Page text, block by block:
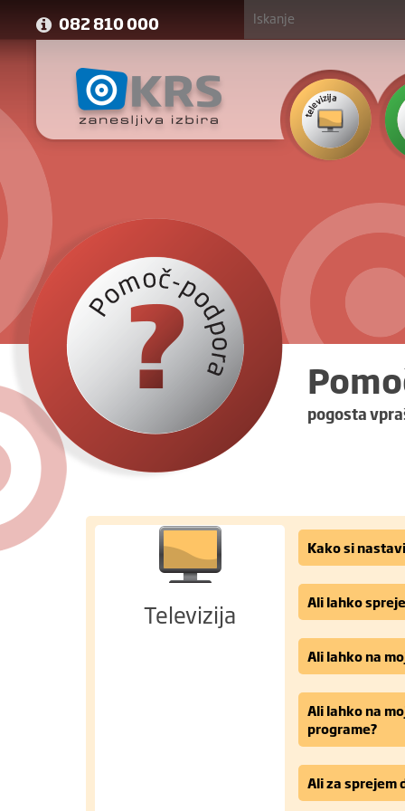
082 810 000
pogosta
Televizija
Kako si
Ali lahko
Ali lahko na
Ali lahko na
programe?
Ali za sprejem